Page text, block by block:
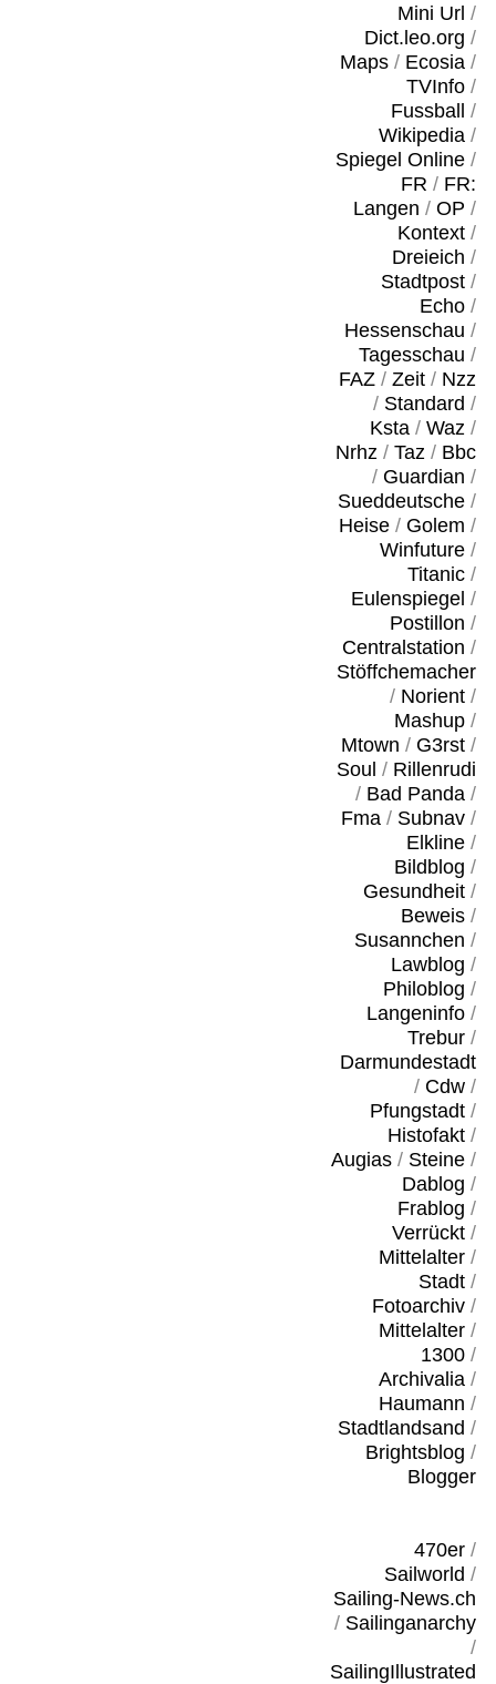
Mini Url /
Dict.leo.org /
Maps/ Ecosia/
TVInfo/
Fussball
/
Wikipedia/
Spiegel Online/
FR / FR:
Langen / OP /
Kontext/
Dreieich /
Stadtpost/
Echo/
Hessenschau /
Tagesschau /
FAZ/ Zeit/ Nzz
/ Standard /
Ksta/ Waz/
Nrhz/ Taz/ Bbc
/ Guardian /
Sueddeutsche/
Heise/ Golem /
Winfuture/
Titanic/
Eulenspiegel /
Postillon /
Centralstation /
Stöffchemacher
/ Norient/
Mashup/
Mtown / G3rst/
Soul / Rillenrudi
/ Bad Panda/
Fma/ Subnav/
Elkline/
Bildblog /
Gesundheit/
Beweis/
Susannchen /
Lawblog /
Philoblog /
Langeninfo/
Trebur/
Darmundestadt
/ Cdw/
Pfungstadt/
Histofakt/
Augias/ Steine/
Dablog /
Frablog /
Verrückt/
Mittelalter/
Stadt/
Fotoarchiv/
Mittelalter/
1300/
Archivalia/
Haumann /
Stadtlandsand /
Brightsblog /
Blogger
470er/
Sailworld /
Sailing-News.ch
/ Sailinganarchy
/
SailingIllustrated